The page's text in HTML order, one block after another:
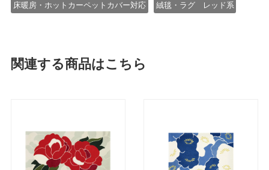
床暖房・ホットカーペットカバー対応 絨毯・ラグ レッド系
関連する商品はこちら